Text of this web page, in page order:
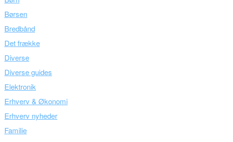
Børsen
Bredbånd
Det frække
Diverse
Diverse guides
Elektronik
Erhverv & Økonomi
Erhverv nyheder
Familie